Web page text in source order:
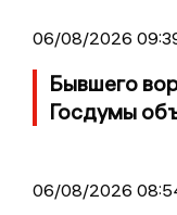
06/08/2026
Бывшего
Госдумы
06/08/2026